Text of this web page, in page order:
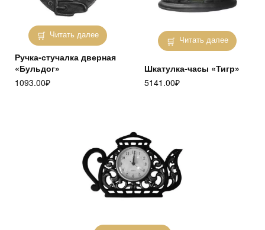
Читать далее
Ручка-стучалка дверная
«Бульдог»
1093.00₽
Читать далее
Шкатулка-часы «Тигр»
5141.00₽